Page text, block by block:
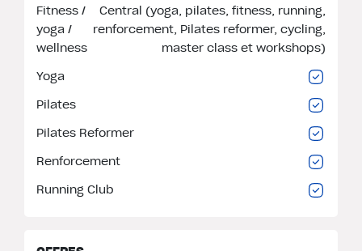
Fitness /
yoga /
wellness
Central (yoga, pilates, fitness, running,
renforcement, Pilates reformer, cycling,
master class et workshops)
Yoga
Pilates
Pilates Reformer
Renforcement
Running Club